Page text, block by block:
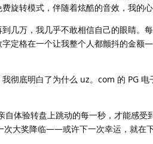
旋转模式，伴随着炫酷的音效，我的心
几万，我几乎不敢相信自己的眼睛。
定格在一个让我整个人都颤抖的金
彻底明白了为什么 uz。com 的 PG 电
体验转盘上跳动的每一秒，才能感受
大奖降临——或许下一次幸运，就在下